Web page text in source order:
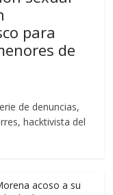
para
de
de denuncias,
hacktivista del
acoso a su